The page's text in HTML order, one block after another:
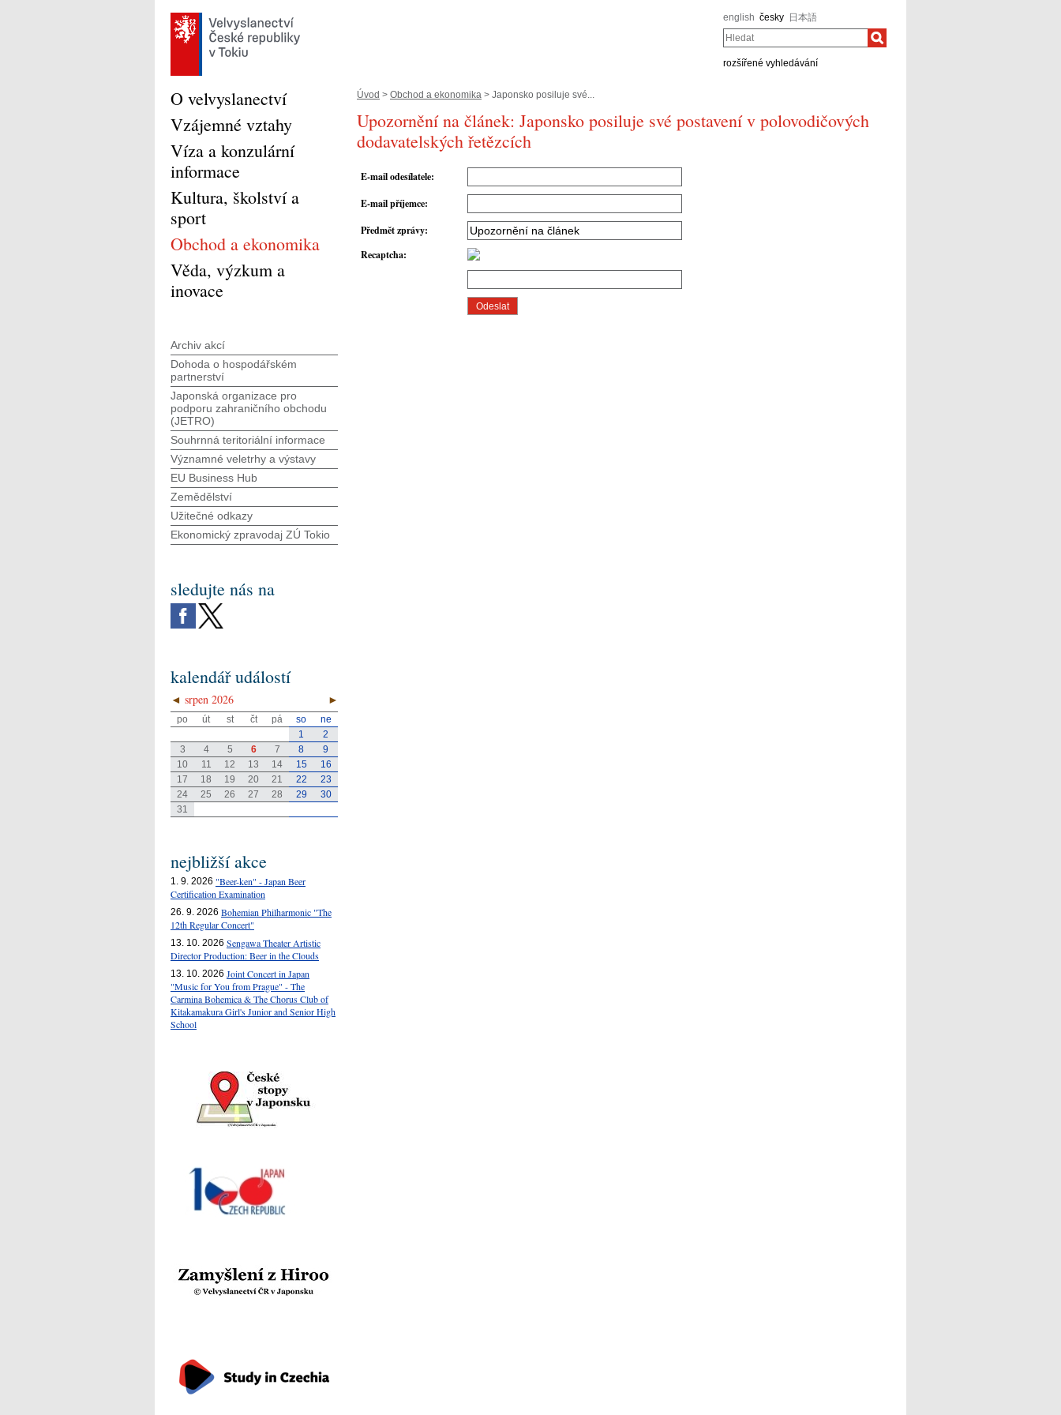
english česky 日本語
Hledat
rozšířené vyhledávání
Úvod > Obchod a ekonomika > Japonsko posiluje své...
Upozornění na článek: Japonsko posiluje své postavení v polovodičových
dodavatelských řetězcích
E-mail odesílatele:
E-mail příjemce:
Předmět zprávy:
Recaptcha:
O velvyslanectví
Vzájemné vztahy
Víza a konzulární
informace
Kultura, školství a
sport
Obchod a ekonomika
Věda, výzkum a
inovace
Archiv akcí
Dohoda o hospodářském
partnerství
Japonská organizace pro
podporu zahraničního obchodu
(JETRO)
Souhrnná teritoriální informace
Významné veletrhy a výstavy
EU Business Hub
Zemědělství
Užitečné odkazy
Ekonomický zpravodaj ZÚ Tokio
sledujte nás na
kalendář událostí
◄ ►
srpen 2026
po út st čt pá so
ne
1
2
3
4 5 6 7 8
9
10
11 12 13 14 15
16
17
18 19 20 21 22
23
24
25 26 27 28 29
30
31
nejbližší akce
1. 9. 2026 "Beer-ken" - Japan Beer
Certification Examination
26. 9. 2026 Bohemian Philharmonic "The
12th Regular Concert"
13. 10. 2026 Sengawa Theater Artistic
Director Production: Beer in the Clouds
13. 10. 2026 Joint Concert in Japan
"Music for You from Prague" - The
Carmina Bohemica & The Chorus Club of
Kitakamakura Girl's Junior and Senior High
School